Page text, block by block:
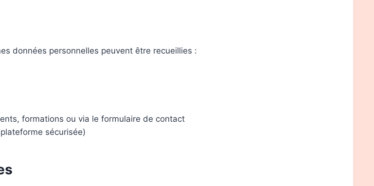
données personnelles peuvent être recueillies :
formations ou via le formulaire de contact
sécurisée)